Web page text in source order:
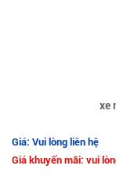
xe
Giá: Vui lòng liên hệ
Giá khuyến mãi: vui